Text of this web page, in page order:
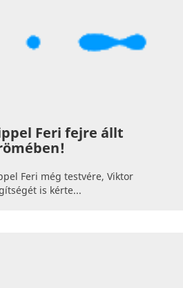
Feri fejre állt
Feri még testvére, Viktor
is kérte...